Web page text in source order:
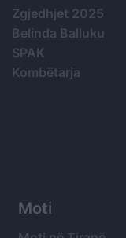
Zgjedhjet 2025
Belinda Balluku
SPAK
Kombëtarja
Moti